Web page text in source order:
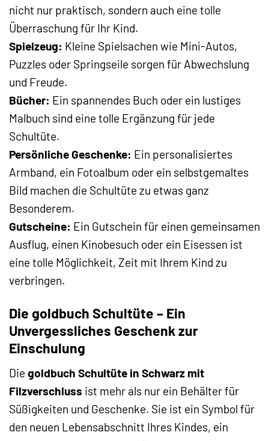
nicht nur praktisch, sondern auch eine tolle
Überraschung für Ihr Kind.
Spielzeug: Kleine Spielsachen wie Mini-Autos,
Puzzles oder Springseile sorgen für Abwechslung
und Freude.
Bücher: Ein spannendes Buch oder ein lustiges
Malbuch sind eine tolle Ergänzung für jede
Schultüte.
Persönliche Geschenke: Ein personalisiertes
Armband, ein Fotoalbum oder ein selbstgemaltes
Bild machen die Schultüte zu etwas ganz
Besonderem.
Gutscheine: Ein Gutschein für einen gemeinsamen
Ausflug, einen Kinobesuch oder ein Eisessen ist
eine tolle Möglichkeit, Zeit mit Ihrem Kind zu
verbringen.
Die goldbuch Schultüte – Ein
Unvergessliches Geschenk zur
Einschulung
Die goldbuch Schultüte in Schwarz mit
Filzverschluss ist mehr als nur ein Behälter für
Süßigkeiten und Geschenke. Sie ist ein Symbol für
den neuen Lebensabschnitt Ihres Kindes, ein